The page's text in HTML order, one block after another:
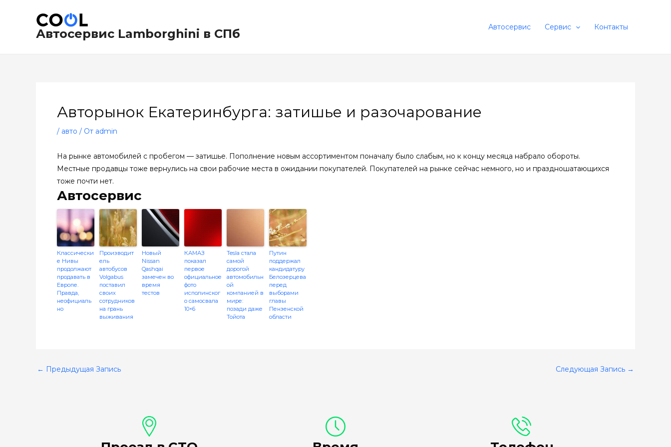
содержимомуАвтосервис Lamborghini в СПб Автосервис Сервис Контакты
Авторынок Екатеринбурга: затишье и разочарование
/ авто / От admin
На рынке автомобилей с пробегом — затишье. Пополнение новым ассортиментом поначалу было слабым, но к концу месяца набрало обороты.
Местные продавцы тоже вернулись на свои рабочие места в ожидании покупателей. Покупателей на рынке сейчас немного, но и праздношатающихся
тоже почти нет.
Автосервис
Классически
е Нивы
продолжают
продавать в
Европе.
Правда,
неофициаль
но
Производит
ель
автобусов
Volgabus
поставил
своих
сотрудников
на грань
выживания
Новый
Nissan
Qashqai
замечен во
время
тестов
КАМАЗ
показал
первое
официальное
фото
исполинског
о самосвала
10×6
Tesla стала
самой
дорогой
автомобильн
ой
компанией в
мире:
позади даже
Тойота
Путин
поддержал
кандидатуру
Белозерцева
перед
выборами
главы
Пензенской
области
по
записям
← Предыдущая Запись Следующая Запись →